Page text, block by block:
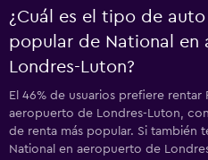
¿Cuál es el tipo de
popular de National en
Londres-Luton?
El 46% de usuarios prefiere rentar
aeropuerto de Londres-Luton,
de renta más popular. Si también
National en aeropuerto de